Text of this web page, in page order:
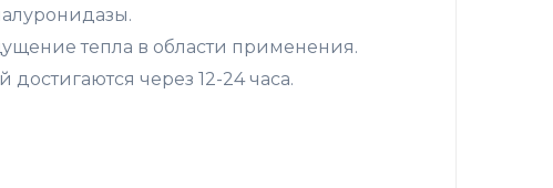
тепла в области применения.
через 12-24 часа.